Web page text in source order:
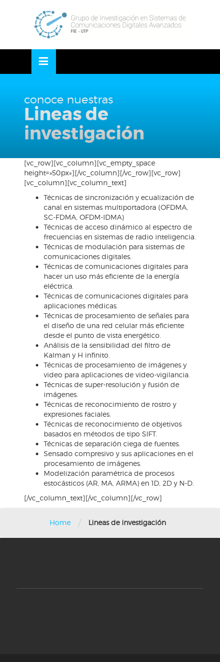
conoce nuestras
Lineas de
investigación
[vc_row][vc_column][vc_empty_space
height=»50px»][/vc_column][/vc_row][vc_row]
[vc_column][vc_column_text]
Técnicas de sincronización y ecualización de
canal en sistemas multiportadora (OFDMA,
SC-FDMA, OFDM-IDMA)
Técnicas de acceso dinámico al espectro de
frecuencias en sistemas de radio inteligencia.
Técnicas de modulación para sistemas de
comunicaciones digitales.
Técnicas de comunicaciones digitales para
hacer un uso más eficiente de la energía
eléctrica.
Técnicas de comunicaciones digitales para
aplicaciones médicas.
Técnicas de procesamiento de señales para
el diseño de una red celular más eficiente
desde el punto de vista energético.
Análisis de la sensibilidad del filtro de
Kalman y H infinito.
Técnicas de procesamiento de imágenes y
video para aplicaciones de video-vigilancia.
Técnicas de super-resolución y fusión de
imágenes.
Técnicas de reconocimiento de rostro y
expresiones faciales.
Técnicas de reconocimiento de objetivos
basados en métodos de tipo SIFT.
Técnicas de separación ciega de fuentes.
Sensado compresivo y sus aplicaciones en el
procesamiento de imágenes.
Modelización paramétrica de procesos
estocásticos (AR, MA, ARMA) en 1D, 2D y N-D.
[/vc_column_text][/vc_column][/vc_row]
Home / Lineas de investigación